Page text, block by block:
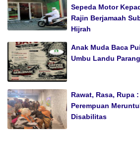
Sepeda Motor
Rajin Berjamaah
Hijrah
Anak Muda Baca
Umbu Landu
Rawat, Rasa, Rupa
Perempuan
Disabilitas